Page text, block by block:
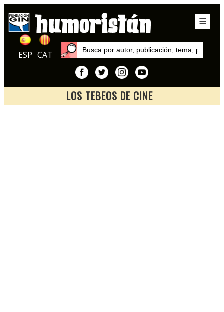
ESP CAT
LOS TEBEOS DE CINE